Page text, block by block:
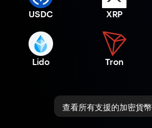
USDC XRP
Lido Tron
查看所有支援的加密貨幣